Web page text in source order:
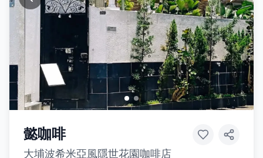
懿咖啡
大埔波希米亞風隱世花園咖啡店